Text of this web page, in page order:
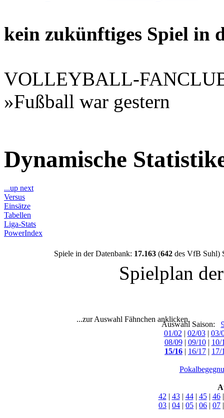
kein zukünftiges Spiel in
VOLLEYBALL-
»Fußball war gestern
Dynamische
...up next
Versus
Einsätze
Tabellen
Liga-Stats
PowerIndex
Spiele in der Datenbank: 17.163(642des VfB Suhl)
Spielplan
...zur Auswahl Fähnchen anklicken.
Auswahl Saison:
01/02 | 02/03| 03/
08/09| 09/10| 10/
15/16 | 16/17 | 17/
42 | 43| 44| 45| 46
03 | 04 | 05 | 06 | 07